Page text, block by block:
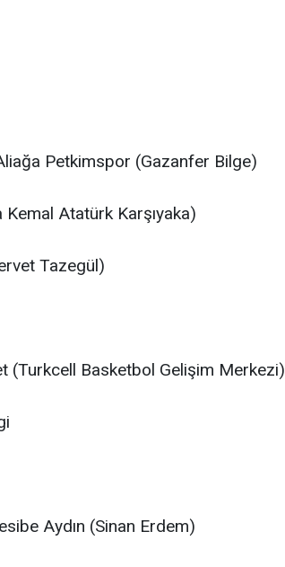
Petkimspor (Gazanfer Bilge)
Atatürk Karşıyaka)
Tazegül)
(Turkcell Basketbol Gelişim Merkezi)
Aydın (Sinan Erdem)